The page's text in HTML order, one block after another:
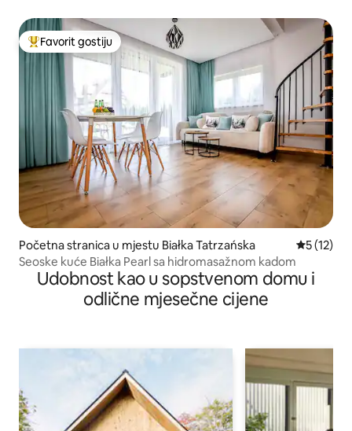
Glavni favorit gostiju
Favorit gostiju
Početna stranica u mjestu Białka Tatrzańska prosječna
5 (12)
Seoske kuće Białka Pearl sa hidromasažnom kadom
Udobnost kao u sopstvenom domu i
odlične mjesečne cijene